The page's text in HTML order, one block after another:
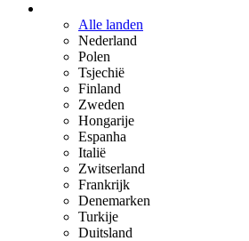
Alle landen
Nederland
Polen
Tsjechië
Finland
Zweden
Hongarije
Espanha
Italië
Zwitserland
Frankrijk
Denemarken
Turkije
Duitsland